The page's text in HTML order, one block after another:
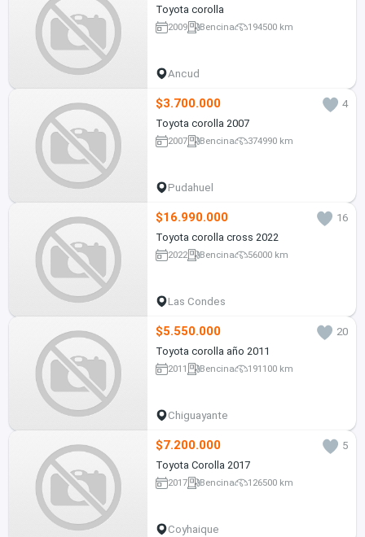
Toyota corolla
2009 Bencina 194500 km
Ancud
$3.700.000
4
Toyota corolla 2007
2007 Bencina 374990 km
Pudahuel
$16.990.000
16
Toyota corolla cross 2022
2022 Bencina 56000 km
Las Condes
$5.550.000
20
Toyota corolla año 2011
2011 Bencina 191100 km
Chiguayante
$7.200.000
5
Toyota Corolla 2017
2017 Bencina 126500 km
Coyhaique